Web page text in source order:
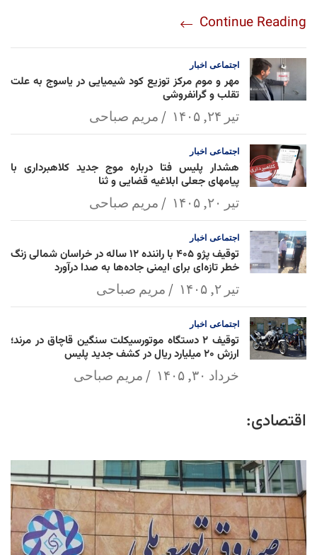
ok
Ap
p
Lin
k
l
Continue Reading
اجتماعی اخبار
مهر و موم مرکز توزیع کود شیمیایی در یاسوج به علت
تقلب و گرانفروشی
تیر ۲۴, ۱۴۰۵ مریم صباحی
اجتماعی اخبار
هشدار پلیس فتا درباره موج جدید کلاهبرداری با
پیامهای جعلی ابلاغیه قضایی و ثنا
تیر ۲۰, ۱۴۰۵ مریم صباحی
اجتماعی اخبار
توقیف پژو ۴۰۵ با راننده ۱۲ ساله در خراسان شمالی زنگ
خطر تازه‌ای برای ایمنی جاده‌ها به صدا درآورد
تیر ۲, ۱۴۰۵ مریم صباحی
اجتماعی اخبار
توقیف ۲ دستگاه موتورسیکلت سنگین قاچاق در مرند؛
ارزش ۲۰ میلیارد ریال در کشف جدید پلیس
خرداد ۳۰, ۱۴۰۵ مریم صباحی
اقتصادی: